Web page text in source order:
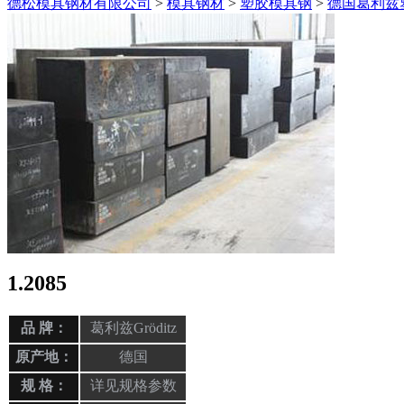
德松模具钢材有限公司 > 模具钢材 > 塑胶模具钢 > 德国葛利兹
1.2085
品 牌：
葛利兹Gröditz
原产地：
德国
规 格：
详见规格参数